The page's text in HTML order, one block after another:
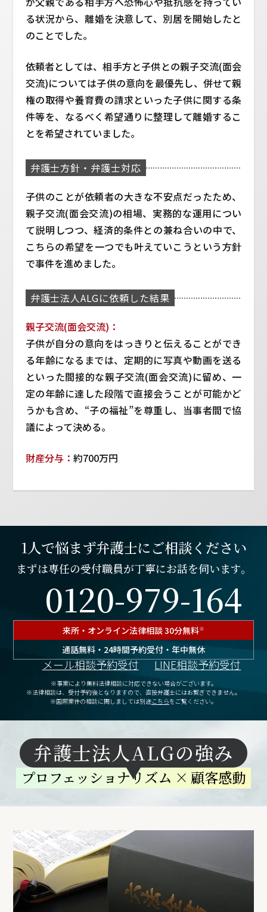
る状況から、離婚を決意して、別居を開始したと
のことでした。
依頼者としては、相手方と子供との親子交流(面会
交流)については子供の意向を最優先し、併せて親
権の取得や養育費の請求といった子供に関する条
件等を、なるべく希望通りに整理して離婚するこ
とを希望されていました。
弁護士方針・弁護士対応
子供のことが依頼者の大きな不安点だったため、
親子交流(面会交流)の相場、実務的な運用につい
て説明しつつ、経済的条件との兼ね合いの中で、
こちらの希望を一つでも叶えていこうという方針
で事件を進めました。
弁護士法人ALGに依頼した結果
親子交流(面会交流)：
子供が自分の意向をはっきりと伝えることができ
る年齢になるまでは、定期的に写真や動画を送る
といった間接的な親子交流(面会交流)に留め、一
定の年齢に達した段階で直接会うことが可能かど
うかも含め、“子の福祉”を尊重し、当事者間で協
議によって決める。
財産分与： 約700万円
1人で悩まず弁護士にご相談ください
まずは専任の受付職員が丁寧にお話を伺います。
0120-979-164
来所・オンライン法律相談 30分無料※
通話無料・24時間予約受付・年中無休
メール相談予約受付 LINE相談予約受付
※事案により無料法律相談に対応できない場合がございます。
※法律相談は、受付予約後となりますので、 直接弁護士にはお繋ぎできません。
※国際案件の相談に関しましては別途こちらをご覧ください。
弁護士法人ALGの強み
プロフェッショナリズム × 顧客感動